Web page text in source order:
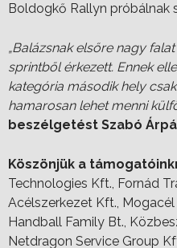
Boldogkő Rallyn próbálnak
„Balázsnak elsőre nagy
sprintből érkezett. Ennek
kategória második hely
hamarosan lehet menni
beszélgetést Szabó
Köszönjük a
Technologies Kft., Fornád
Acélszerkezet Kft.,
Handball Family Bt.,
Netdragon Service Group